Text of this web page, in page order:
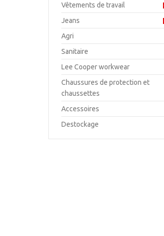
Vêtements de travail
Jeans
Agri
Sanitaire
Lee Cooper workwear
Chaussures de protection et
chaussettes
Accessoires
Destockage